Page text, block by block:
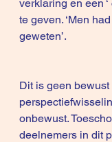
verklaring en een
te geven. ‘Men
geweten’.
Dit is geen bewust
onbewust.
deelnemers in dit